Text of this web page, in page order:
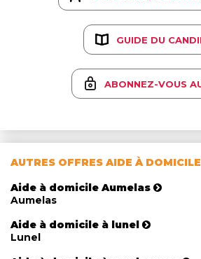
GUIDE DU
ABONNEZ-VOUS
AUTRES OFFRES AIDE À DOMICILE
Aide à domicile Aumelas
Aumelas
Aide à domicile à lunel
Lunel